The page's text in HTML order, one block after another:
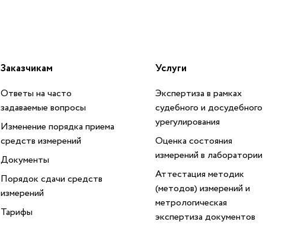
Заказчикам
Ответы на часто
задаваемые вопросы
Изменение порядка приема
средств измерений
Документы
Порядок сдачи средств
измерений
Тарифы
Услуги
Экспертиза в рамках
судебного и досудебного
урегулирования
Оценка состояния
измерений в лаборатории
Аттестация методик
(методов) измерений и
метрологическая
экспертиза документов